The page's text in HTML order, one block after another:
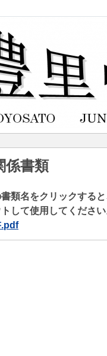
係書類
類名をクリックすると
して使用してください
.pdf